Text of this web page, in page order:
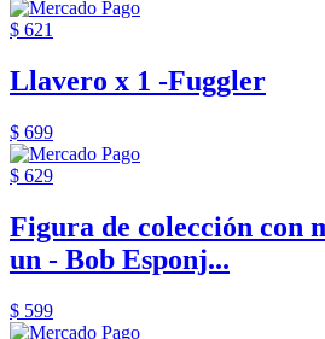
$ 621
Llavero x 1 -Fuggler
$ 699
$ 629
Figura de colección con
un - Bob Esponj...
$ 599